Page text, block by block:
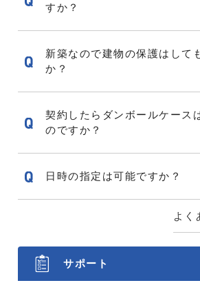
すか？
新築なので建物の保護はして
か？
契約したらダンボールケース
のですか？
日時の指定は可能ですか？
よく
サポート